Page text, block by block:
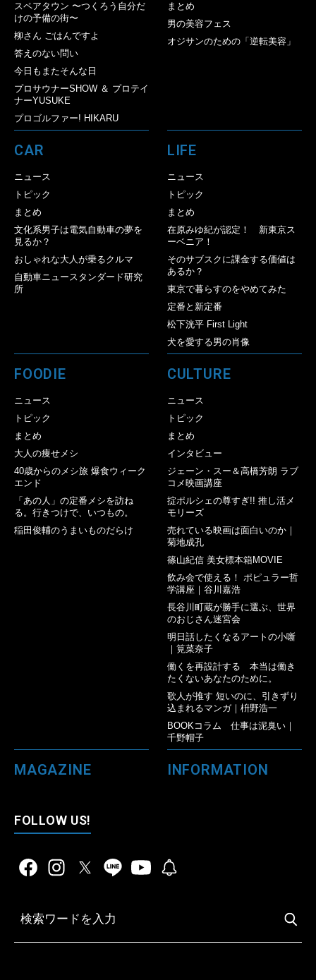
スペアタウン 〜つくろう自分だ
けの予備の街〜
柳さん ごはんですよ
答えのない問い
今日もまたそんな日
プロサウナーSHOW ＆ プロテイ
ナーYUSUKE
プロゴルファー! HIKARU
まとめ
男の美容フェス
オジサンのための「逆転美容」
CAR
ニュース
トピック
まとめ
文化系男子は電気自動車の夢を
見るか？
おしゃれな大人が乗るクルマ
自動車ニュースタンダード研究
所
LIFE
ニュース
トピック
まとめ
在原みゆ紀が認定！ 新東京ス
ーベニア！
そのサブスクに課金する価値は
あるか？
東京で暮らすのをやめてみた
定番と新定番
松下洸平 First Light
犬を愛する男の肖像
FOODIE
ニュース
トピック
まとめ
大人の痩せメシ
40歳からのメシ旅 爆食ウィーク
エンド
「あの人」の定番メシを訪ね
る。行きつけで、いつもの。
稲田俊輔のうまいものだらけ
CULTURE
ニュース
トピック
まとめ
インタビュー
ジェーン・スー＆高橋芳朗 ラブ
コメ映画講座
掟ポルシェの尊すぎ!! 推し活メ
モリーズ
売れている映画は面白いのか｜
菊地成孔
篠山紀信 美女標本箱MOVIE
飲み会で使える！ ポピュラー哲
学講座｜谷川嘉浩
長谷川町蔵が勝手に選ぶ、世界
のおじさん迷宮会
明日話したくなるアートの小噺
｜筧菜奈子
働くを再設計する 本当は働き
たくないあなたのために。
歌人が推す 短いのに、引きずり
込まれるマンガ｜枡野浩一
BOOKコラム 仕事は泥臭い｜
千野帽子
MAGAZINE INFORMATION
FOLLOW US!